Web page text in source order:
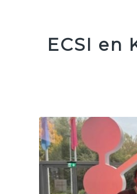
ECSI en